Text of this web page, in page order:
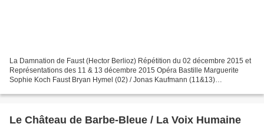
La Damnation de Faust (Hector Berlioz) Répétition du 02 décembre 2015 et
Représentations des 11 & 13 décembre 2015 Opéra Bastille Marguerite
Sophie Koch Faust Bryan Hymel (02) / Jonas Kaufmann (11&13)
Le Château de Barbe-Bleue / La Voix Humaine